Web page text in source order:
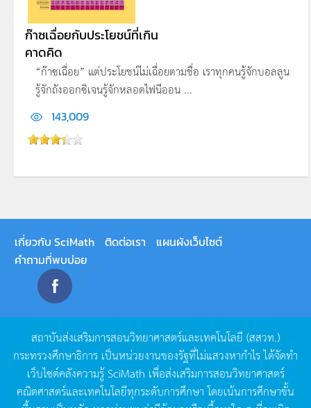
ก๊าซเฉื่อยกับประโยชน์ที่เกิน
คาดคิด
“ก๊าซเฉื่อย” แต่ประโยชน์ไม่เฉื่อยตามชื่อ เราทุกคนรู้จักบอลลูน
รู้จักถังออกซิเจนรู้จักหลอดไฟนีออน ...
143,009
เกี่ยวกับ SciMath ติดต่อเรา
แผนผังเว็บไซต์
คำถามที่พบบ่อย
สถาบันส่งเสริมการสอนวิทยาศาสตร์และเทคโนโลยี (สสวท.)
กระทรวงศึกษาธิการ เป็นหน่วยงานของรัฐที่ไม่แสวงหากำไรได้จัดทำ
เว็บไซต์คลังความรู้SciMath เพื่อส่งเสริมการสอนวิทยาศาสตร์
คณิตศาสตร์และเทคโนโลยีทุกระดับการศึกษา โดยเน้นการศึกษาขั้น